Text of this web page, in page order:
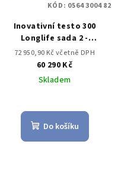
Inovativní testo 300
Longlife sada 2 -
Analyzátor spalin (O2, CO s
kompenzací H2 až do 30,000
ppm, NO – možnost)
72 950,90 Kč včetně DPH
60 290 Kč
Skladem
Do košíku
KÓD: 0564 3004 82